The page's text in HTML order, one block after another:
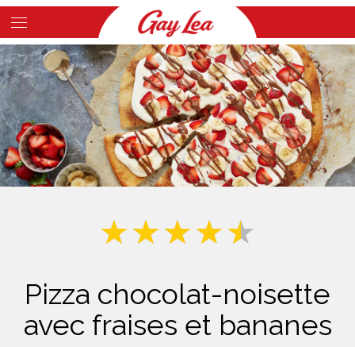
Skip
to
main
content
Main
Content
Pizza chocolat-noisette
avec fraises et bananes